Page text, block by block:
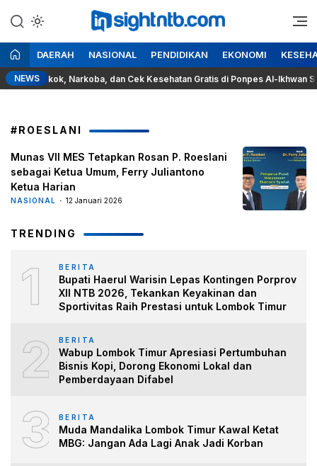
ke
konten
Insight NTB
Berita Seputar NTB
DAERAH NASIONAL PENDIDIKAN EKONOMI
NEWS
Rokok, Narkoba, dan Cek Kesehatan Gratis di Ponpes Al-Ikhwan Sesait
#ROESLANI
Munas VII MES Tetapkan Rosan P. Roeslani
sebagai Ketua Umum, Ferry Juliantono
Ketua Harian
NASIONAL 12 Januari 2026
TRENDING
1 BERITA
Bupati Haerul Warisin Lepas Kontingen Porprov
XII NTB 2026, Tekankan Keyakinan dan
Sportivitas Raih Prestasi untuk Lombok Timur
2 BERITA
Wabup Lombok Timur Apresiasi Pertumbuhan
Bisnis Kopi, Dorong Ekonomi Lokal dan
Pemberdayaan Difabel
3 BERITA
Muda Mandalika Lombok Timur Kawal Ketat
MBG: Jangan Ada Lagi Anak Jadi Korban